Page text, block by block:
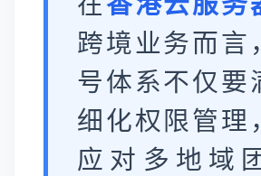
跨境业务而言
号体系不仅要
细化权限管理
应对多地域